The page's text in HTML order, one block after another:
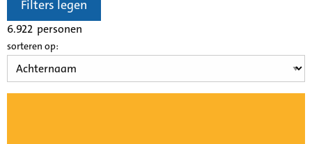
Filters legen
6.922 personen
sorteren op: